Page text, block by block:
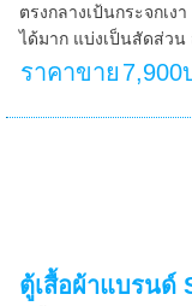
ตรงกลางเป้นกระจกเ
ได้มาก แบ่งเป็นสัดส่วน
ราคาขาย 7,900
ตู้เสื้อผ้าแบรนด์